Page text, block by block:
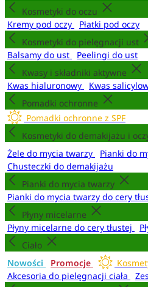
Kosmetyki do oczu
Kremy pod oczy
Płatki pod oczy
Kosmetyki do pielęgnacji ust
Balsamy do ust
Peelingi do ust
Kwasy i składniki aktywne
Kwas hialuronowy
Kwas
Pomadki ochronne
Pomadki ochronne z SPF
Kosmetyki do demakijażu i
Żele do mycia twarzy
Pianki do
Chusteczki do demakijażu
Pianki do mycia twarzy
Pianki do mycia twarzy do cery
Płyny micelarne
Płyny micelarne do cery tłustej
Ciało
Nowości
Promocje
Akcesoria do pielęgnacji ciała